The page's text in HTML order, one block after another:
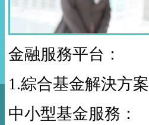
金融服務平台：
1.綜合基金解決方案
中小型基金服務：